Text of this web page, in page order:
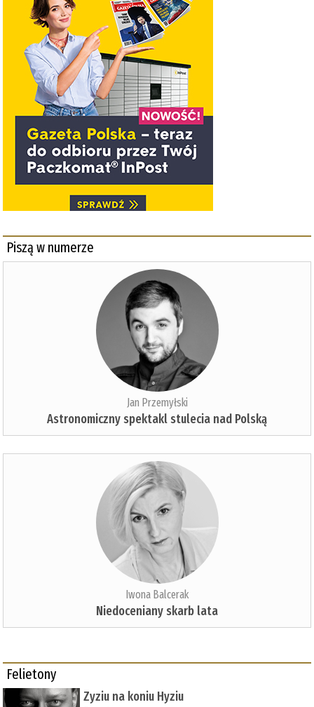
Piszą w numerze
Jan Przemyłski
Astronomiczny spektakl stulecia nad Polską
Iwona Balcerak
Niedoceniany skarb lata
Felietony
Zyziu na koniu Hyziu